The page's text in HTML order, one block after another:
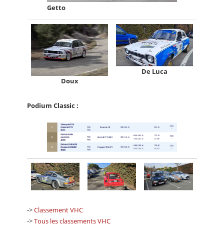
Getto
Doux
De Luca
Podium Classic :
->Classement VHC
->Tous les classements VHC